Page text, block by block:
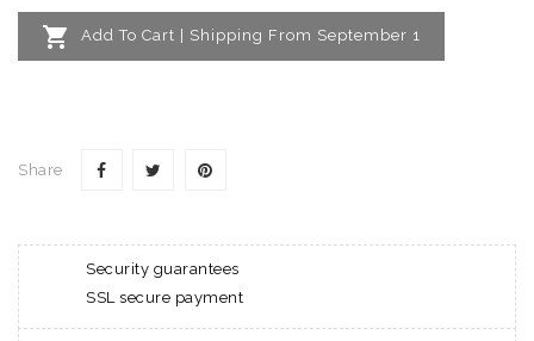
 Add To Cart | Shipping From September 1
Share
Security guarantees
SSL secure payment